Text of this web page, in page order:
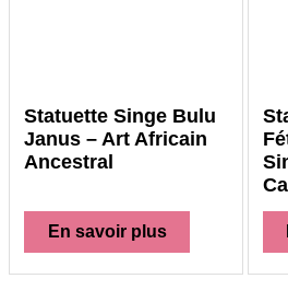
Statuette Singe Bulu
Janus – Art Africain
Ancestral
En savoir plus